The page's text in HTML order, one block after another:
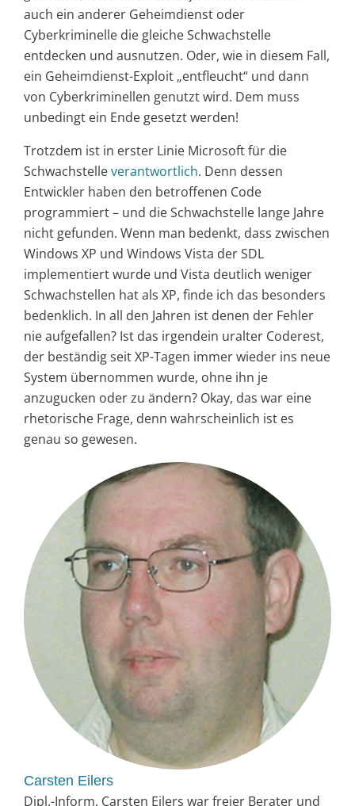
auch ein anderer Geheimdienst oder
Cyberkriminelle die gleiche Schwachstelle
entdecken und ausnutzen. Oder, wie in diesem Fall,
ein Geheimdienst-Exploit „entfleucht“ und dann
von Cyberkriminellen genutzt wird. Dem muss
unbedingt ein Ende gesetzt werden!
Trotzdem ist in erster Linie Microsoft für die
Schwachstelleverantwortlich. Denn dessen
Entwickler haben den betroffenen Code
programmiert – und die Schwachstelle lange Jahre
nicht gefunden. Wenn man bedenkt, dass zwischen
Windows XP und Windows Vista der SDL
implementiert wurde und Vista deutlich weniger
Schwachstellen hat als XP, finde ich das besonders
bedenklich. In all den Jahren ist denen der Fehler
nie aufgefallen? Ist das irgendein uralter Coderest,
der beständig seit XP-Tagen immer wieder ins neue
System übernommen wurde, ohne ihn je
anzugucken oder zu ändern? Okay, das war eine
rhetorische Frage, denn wahrscheinlich ist es
genau so gewesen.
Carsten Eilers
Dipl.-Inform. Carsten Eilers war freier Berater und